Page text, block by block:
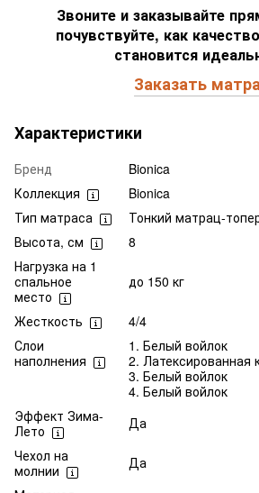
Звоните и заказывайте
почувствуйте, как
становится
Заказать
Характеристики
Бренд
Bionica
Коллекция
Bionica
Тип матраса
Тонкий матрац-
Высота, см
8
Нагрузка на 1
спальное
место
до 150 кг
Жесткость
4/4
Слои
наполнения
1. Белый войлок
2. Латексированная
3. Белый войлок
4. Белый войлок
Эффект Зима-
Лето
Да
Чехол на
молнии
Да